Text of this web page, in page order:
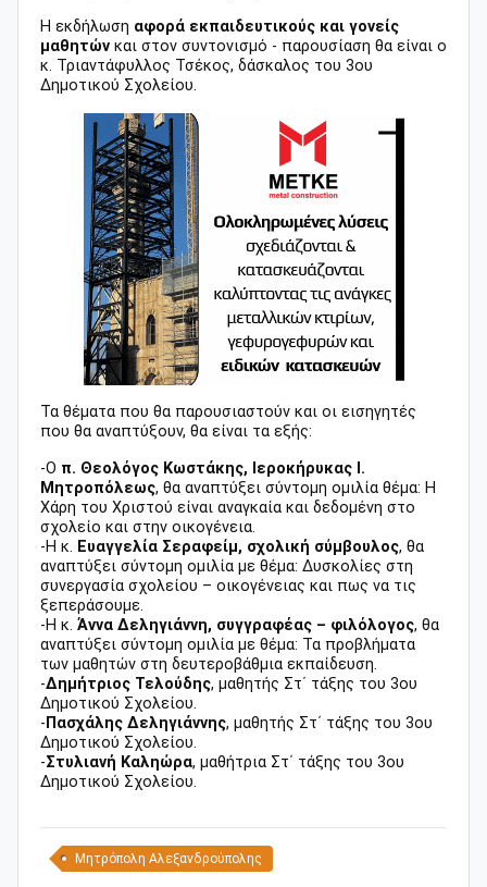
Η εκδήλωση αφορά εκπαιδευτικούς και γονείς
μαθητών και στον συντονισμό - παρουσίαση θα είναι ο
κ. Τριαντάφυλλος Τσέκος, δάσκαλος του 3ου
Δημοτικού Σχολείου.
Τα θέματα που θα παρουσιαστούν και οι εισηγητές
που θα αναπτύξουν, θα είναι τα εξής:
-Ο π. Θεολόγος Κωστάκης, Ιεροκήρυκας Ι.
Μητροπόλεως, θα αναπτύξει σύντομη ομιλία θέμα: Η
Χάρη του Χριστού είναι αναγκαία και δεδομένη στο
σχολείο και στην οικογένεια.
-Η κ. Ευαγγελία Σεραφείμ, σχολική σύμβουλος, θα
αναπτύξει σύντομη ομιλία με θέμα: Δυσκολίες στη
συνεργασία σχολείου – οικογένειας και πως να τις
ξεπεράσουμε.
-Η κ. Άννα Δεληγιάννη, συγγραφέας – φιλόλογος, θα
αναπτύξει σύντομη ομιλία με θέμα: Τα προβλήματα
των μαθητών στη δευτεροβάθμια εκπαίδευση.
-Δημήτριος Τελούδης, μαθητής Στ΄ τάξης του 3ου
Δημοτικού Σχολείου.
- Πασχάλης Δεληγιάννης, μαθητής Στ΄ τάξης του 3ου
Δημοτικού Σχολείου.
-Στυλιανή Καληώρα, μαθήτρια Στ΄ τάξης του 3ου
Δημοτικού Σχολείου.
Μητρόπολη Αλεξανδρούπολης